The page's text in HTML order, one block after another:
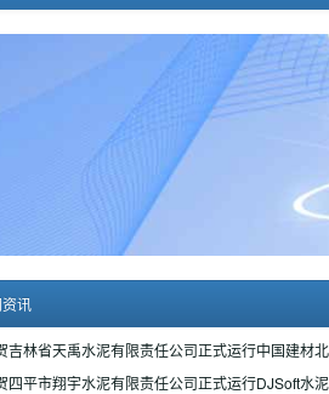
讯
吉林省天禹水泥有限责任公司正式运行中国建材
四平市翔宇水泥有限责任公司正式运行DJSoft水